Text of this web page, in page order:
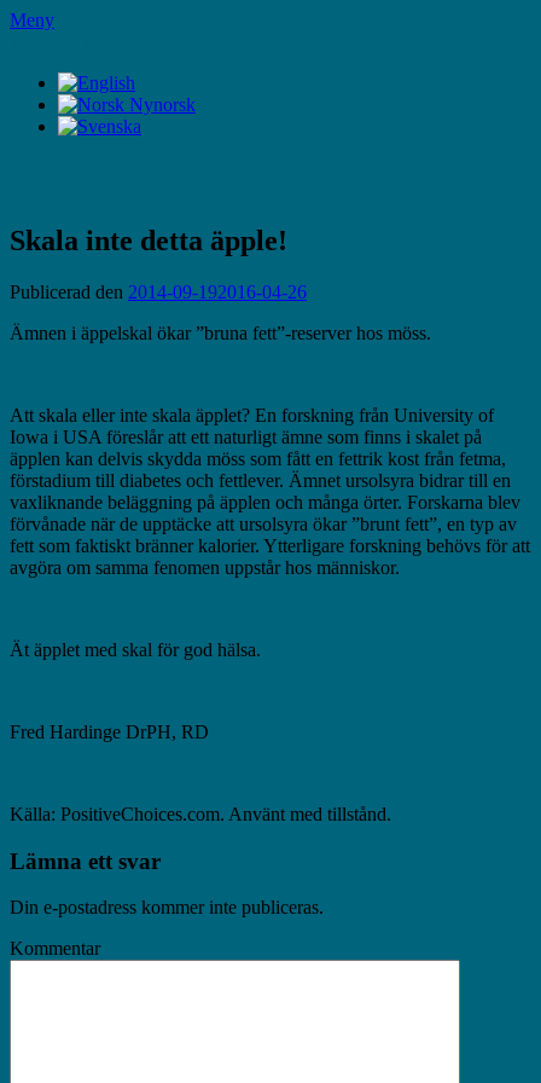
Hoppa
Meny
Skala inte detta äpple!
Publicerad den 2014-09-192016-04-26
Ämnen i äppelskal ökar ”bruna fett”-reserver hos möss.
Att skala eller inte skala äpplet? En forskning från University of
Iowa i USA föreslår att ett naturligt ämne som finns i skalet på
äpplen kan delvis skydda möss som fått en fettrik kost från fetma,
förstadium till diabetes och fettlever. Ämnet ursolsyra bidrar till en
vaxliknande beläggning på äpplen och många örter. Forskarna blev
förvånade när de upptäcke att ursolsyra ökar ”brunt fett”, en typ av
fett som faktiskt bränner kalorier. Ytterligare forskning behövs för att
avgöra om samma fenomen uppstår hos människor.
Ät äpplet med skal för god hälsa.
Fred Hardinge DrPH, RD
Källa: PositiveChoices.com. Använt med tillstånd.
Lämna ett svar
Din e-postadress kommer inte publiceras.
Kommentar